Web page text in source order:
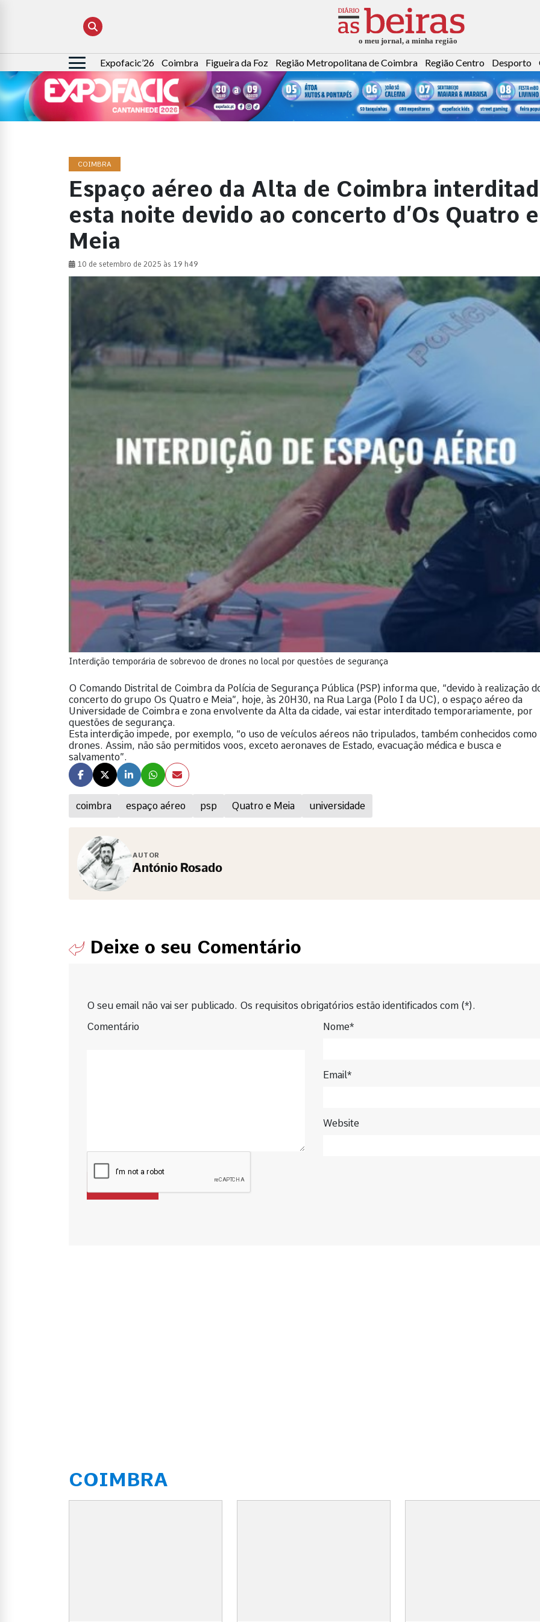
Pesquisar
por:
Expofacic’26 Coimbra Figueira da Foz Região Metropolitana de Coimbra Região Centro Desporto
COIMBRA
Espaço aéreo da Alta de Coimbra
esta noite devido ao concerto d’Os Quatro e
Meia
10 de setembro de 2025 às 19 h49
Interdição temporária de sobrevoo de drones no local por questões de segurança
coimbra espaço aéreo psp Quatro e Meia universidade
AUTOR
António Rosado
O Comando Distrital de Coimbra da Polícia de Segurança Pública (PSP) informa que, “devido à realização
concerto do grupo Os Quatro e Meia”, hoje, às 20H30, na Rua Larga (Polo I da UC), o espaço aéreo da
Universidade de Coimbra e zona envolvente da Alta da cidade, vai estar interditado temporariamente, por
questões de segurança.
Esta interdição impede, por exemplo, “o uso de veículos aéreos não tripulados, também conhecidos como
drones. Assim, não são permitidos voos, exceto aeronaves de Estado, evacuação médica e busca e
salvamento”.
Deixe o seu Comentário
O seu email não vai ser publicado. Os requisitos obrigatórios estão identificados com (*).
Comentário
Nome*
Email*
Website
COIMBRA